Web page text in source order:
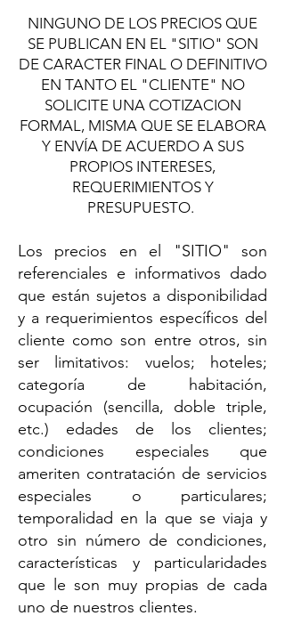
NINGUNO DE LOS PRECIOS QUE
SE PUBLICAN EN EL "SITIO" SON
DE CARACTER FINAL O DEFINITIVO
EN TANTO EL "CLIENTE" NO
SOLICITE UNA COTIZACION
FORMAL, MISMA QUE SE ELABORA
Y ENVÍA DE ACUERDO A SUS
PROPIOS INTERESES,
REQUERIMIENTOS Y
PRESUPUESTO.
Los precios en el "SITIO" son
referenciales e informativos dado
que están sujetos a disponibilidad
y a requerimientos específicos del
cliente como son entre otros, sin
ser limitativos: vuelos; hoteles;
categoría de habitación,
ocupación (sencilla, doble triple,
etc.) edades de los clientes;
condiciones especiales que
ameriten contratación de servicios
especiales o particulares;
temporalidad en la que se viaja y
otro sin número de condiciones,
características y particularidades
que le son muy propias de cada
uno de nuestros clientes.